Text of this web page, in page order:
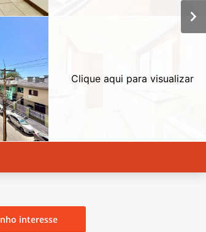
Clique aqui para visualizar
interesse